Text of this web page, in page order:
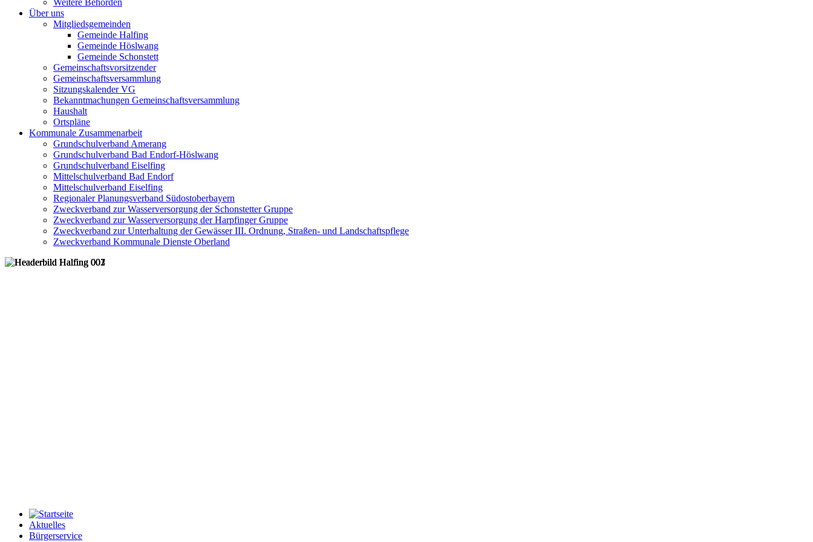
Weitere Behörden
Über uns
Mitgliedsgemeinden
Gemeinde Halfing
Gemeinde Höslwang
Gemeinde Schonstett
Gemeinschaftsvorsitzender
Gemeinschaftsversammlung
Sitzungskalender VG
Bekanntmachungen Gemeinschaftsversammlung
Haushalt
Ortspläne
Kommunale Zusammenarbeit
Grundschulverband Amerang
Grundschulverband Bad Endorf-Höslwang
Grundschulverband Eiselfing
Mittelschulverband Bad Endorf
Mittelschulverband Eiselfing
Regionaler Planungsverband Südostoberbayern
Zweckverband zur Wasserversorgung der Schonstetter Gruppe
Zweckverband zur Wasserversorgung der Harpfinger Gruppe
Zweckverband zur Unterhaltung der Gewässer III. Ordnung, Straßen- und Landschaftspflege
Zweckverband Kommunale Dienste Oberland
Aktuelles
Bürgerservice